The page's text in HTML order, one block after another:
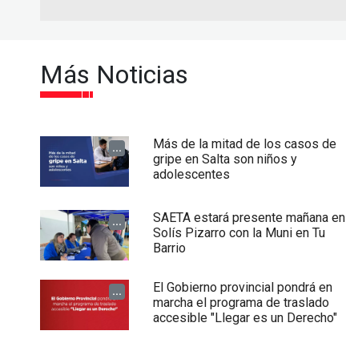
Más Noticias
...
Más de la mitad de los casos de
gripe en Salta son niños y
adolescentes
...
SAETA estará presente mañana en
Solís Pizarro con la Muni en Tu
Barrio
...
El Gobierno provincial pondrá en
marcha el programa de traslado
accesible "Llegar es un Derecho"